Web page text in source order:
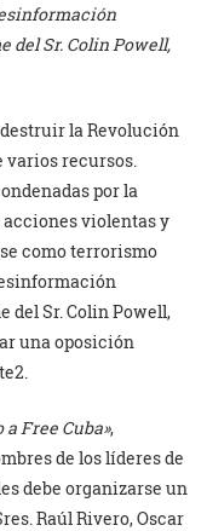
del Sr. Colin Powell,
la Revolución
varios recursos.
por la
violentas y
como terrorismo
del Sr. Colin Powell,
una oposición
Free Cuba»,
de los líderes de
debe organizarse un
Raúl Rivero, Oscar